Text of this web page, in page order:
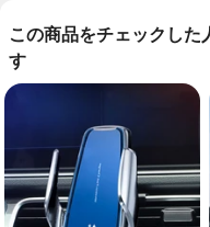
この商品をチェックした
す